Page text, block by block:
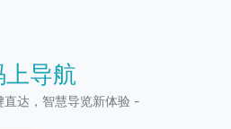
上导航
直达，智慧导览新体验 -